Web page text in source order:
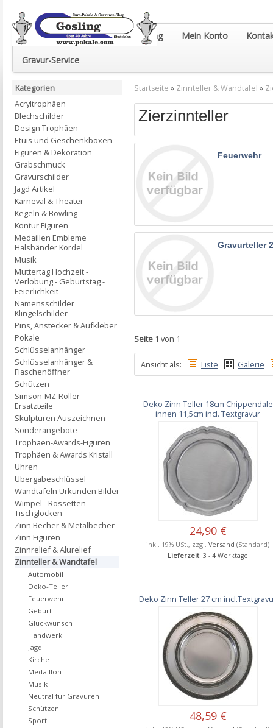
Euro-Pokale & Gravur-Shop Gosling Mein Konto
Gravur-Service
Startseite » Zinnteller & Wandtafel »
Zierzinnteller
Feuerwehr
Gravurteller
Seite 1 von 1
Ansicht als: Liste Galerie
Deko Zinn Teller 18cm Chippendale
innen 11,5cm incl. Textgravur
24,90 €
inkl. 19% USt., zzgl.Versand (Standard)
Lieferzeit: 3 - 4 Werktage
Deko Zinn Teller 27 cm
48,59 €
Kategorien
Acryltrophäen
Blechschilder
Design Trophäen
Etuis und Geschenkboxen
Figuren & Dekoration
Grabschmuck
Gravurschilder
Jagd Artikel
Karneval & Theater
Kegeln & Bowling
Kontur Figuren
Medaillen Embleme
Halsbänder Kordel
Musik
Muttertag Hochzeit -
Verlobung - Geburtstag -
Feierlichkeit
Namensschilder
Klingelschilder
Pins, Anstecker & Aufkleber
Pokale
Schlüsselanhänger
Schlüsselanhänger &
Flaschenöffner
Schützen
Simson-MZ-Roller
Ersatzteile
Skulpturen Auszeichnen
Sonderangebote
Trophäen-Awards-Figuren
Trophäen & Awards Kristall
Uhren
Übergabeschlüssel
Wandtafeln Urkunden Bilder
Wimpel - Rossetten -
Tischglocken
Zinn Becher & Metalbecher
Zinn Figuren
Zinnrelief & Alurelief
Zinnteller & Wandtafel
Automobil
Deko-Teller
Feuerwehr
Geburt
Glückwunsch
Handwerk
Jagd
Kirche
Medaillon
Musik
Neutral für Gravuren
Schützen
Sport